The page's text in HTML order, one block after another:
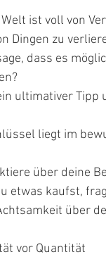
ist voll von
Dingen zu
dass es
ultimativer Tipp
liegt im
über deine
etwas kaufst,
über
vor Quantität